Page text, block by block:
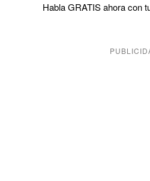
Habla GRATIS ahora con